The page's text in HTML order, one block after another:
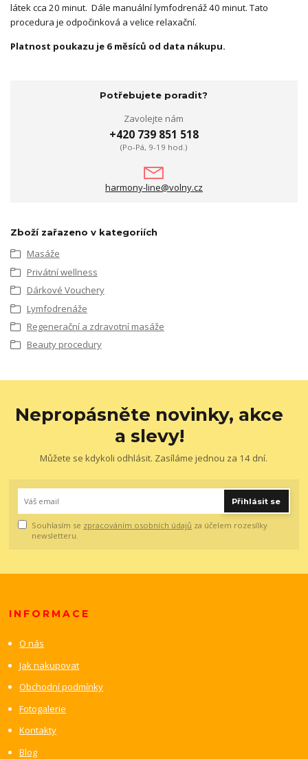
látek cca 20 minut. Dále manuální lymfodrenáž 40 minut. Tato
procedura je odpočinková a velice relaxační.
Platnost poukazu je 6 měsíců od data nákupu.
Potřebujete poradit?
Zavolejte nám
+420 739 851 518
(Po-Pá, 9-19 hod.)
harmony-line@volny.cz
Zboží zařazeno v kategoriích
Masáže
Privátní wellness
Dárkové Vouchery
Lymfodrenáže
Regenerační a zdravotní masáže
Beauty procedury
Nepropásněte novinky, akce
a slevy!
Můžete se kdykoli odhlásit. Zasíláme jednou za 14 dní.
Přihlásit se
Souhlasím se zpracováním osobních údajů za účelem rozesílky
newsletteru.
INFORMACE
O nás
Jak nakupovat
Obchodní podmínky
Fotogalerie
Kontakty
Blog